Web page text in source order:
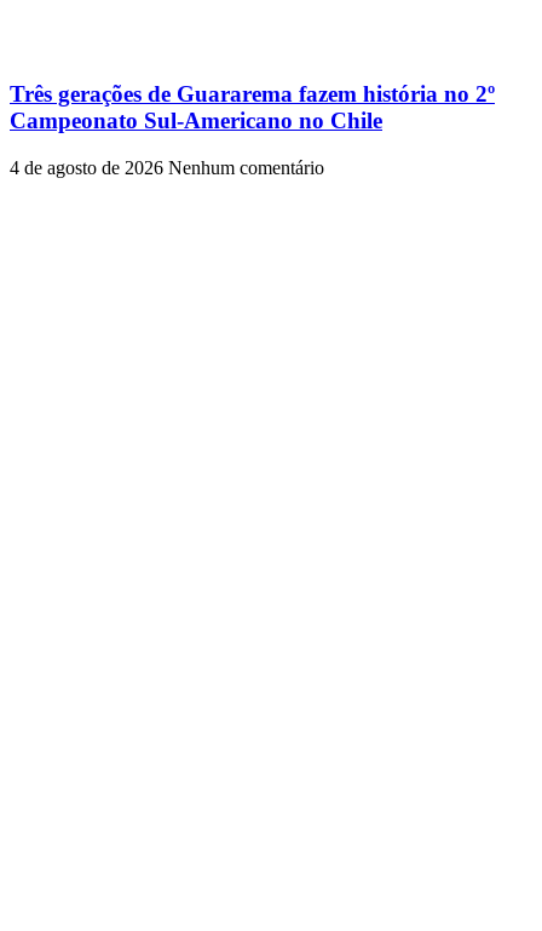
Três gerações de Guararema fazem história no 2º
Campeonato Sul-Americano no Chile
4 de agosto de 2026 Nenhum comentário